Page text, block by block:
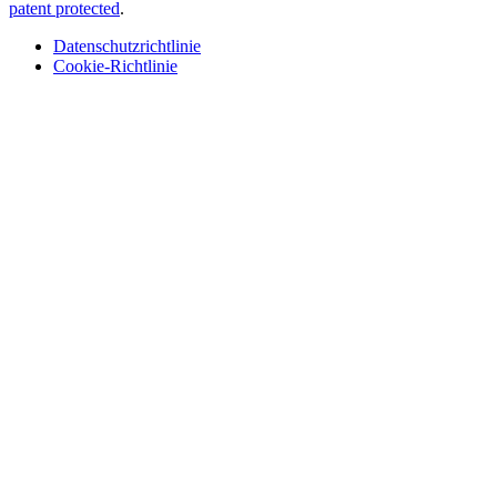
patent protected.
Datenschutzrichtlinie
Cookie-Richtlinie